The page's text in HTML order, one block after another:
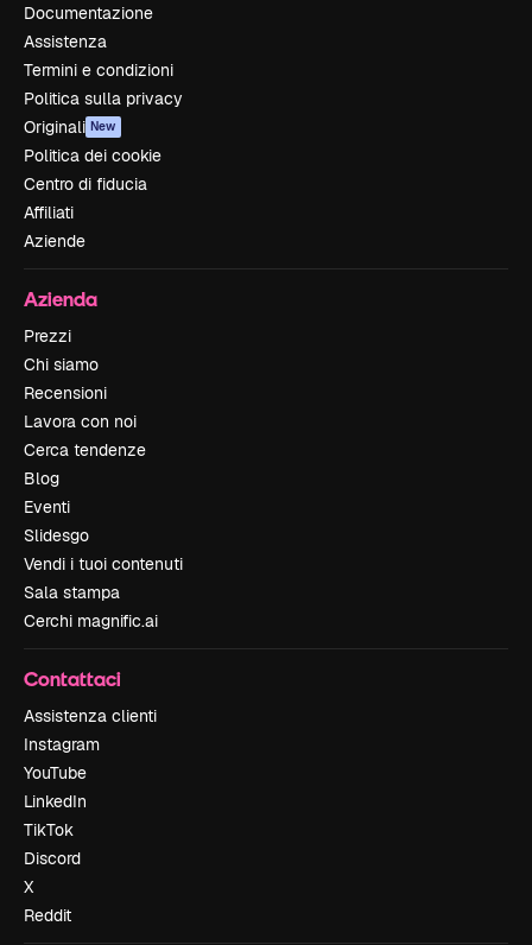
Documentazione
Assistenza
Termini e condizioni
Politica sulla privacy
Originali New
Politica dei cookie
Centro di fiducia
Affiliati
Aziende
Azienda
Prezzi
Chi siamo
Recensioni
Lavora con noi
Cerca tendenze
Blog
Eventi
Slidesgo
Vendi i tuoi contenuti
Sala stampa
Cerchi magnific.ai
Contattaci
Assistenza clienti
Instagram
YouTube
LinkedIn
TikTok
Discord
X
Reddit